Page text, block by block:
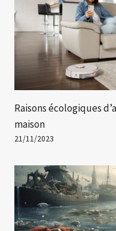
Raisons écologiques
maison
21/11/2023